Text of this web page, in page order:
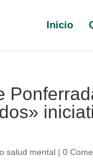
Inicio
salud mental | 0